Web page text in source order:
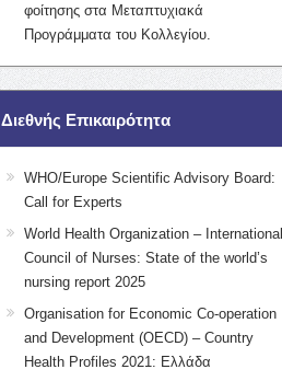
φοίτησης στα Μεταπτυχιακά
Προγράμματα του Κολλεγίου.
Διεθνής Επικαιρότητα
WHO/Europe Scientific Advisory Board:
Call for Experts
World Health Organization – International
Council of Nurses: State of the world’s
nursing report 2025
Organisation for Economic Co-operation
and Development (OECD) – Country
Health Profiles 2021: Ελλάδα